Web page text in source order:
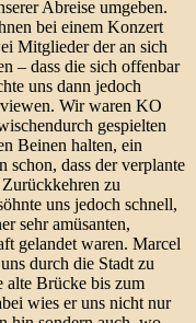
Abreise umgeben.
bei einem Konzert
Mitglieder der an sich
– dass die sich offenbar
uns dann jedoch
Wir waren KO
gespielten
Beinen halten, ein
dass der verplante
zu
uns jedoch schnell,
sehr amüsanten,
gelandet waren. Marcel
durch die Stadt zu
alte Brücke bis zum
wies er uns nicht nur